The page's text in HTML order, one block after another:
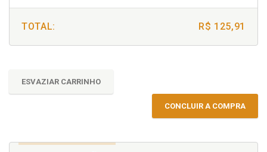
TOTAL: R$ 125,91
ESVAZIAR CARRINHO
CONCLUIR A COMPRA